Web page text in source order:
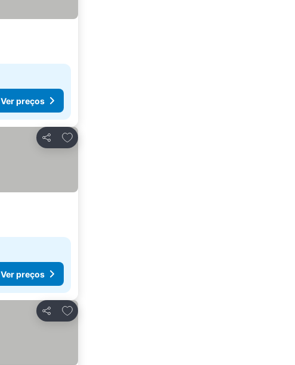
Ver preços
Partilhar
Adicionar aos favoritos
Ver preços
Partilhar
Adicionar aos favoritos